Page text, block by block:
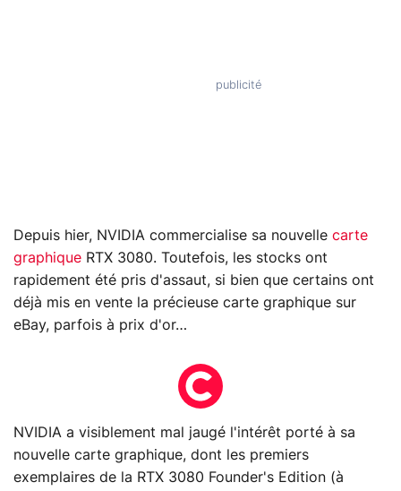
Depuis hier, NVIDIA commercialise sa nouvelle carte
graphique RTX 3080. Toutefois, les stocks ont
rapidement été pris d'assaut, si bien que certains ont
déjà mis en vente la précieuse carte graphique sur
eBay, parfois à prix d'or…
NVIDIA a visiblement mal jaugé l'intérêt porté à sa
nouvelle carte graphique, dont les premiers
exemplaires de la RTX 3080 Founder's Edition (à